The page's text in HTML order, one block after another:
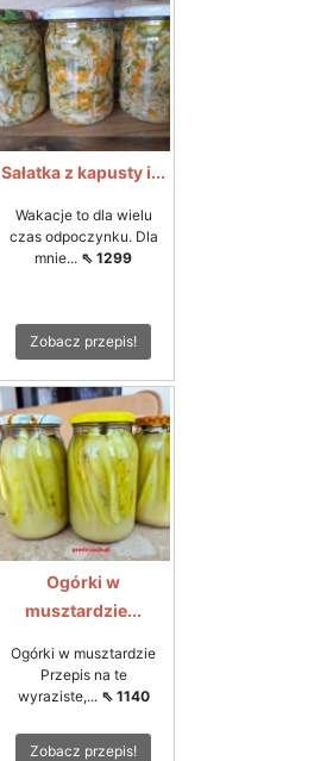
Sałatka z kapusty i...
Wakacje to dla wielu
czas odpoczynku. Dla
mnie... ⇖ 1299
Zobacz przepis!
Ogórki w
musztardzie...
Ogórki w musztardzie
Przepis na te
wyraziste,... ⇖ 1140
Zobacz przepis!